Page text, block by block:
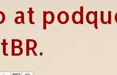
at
.